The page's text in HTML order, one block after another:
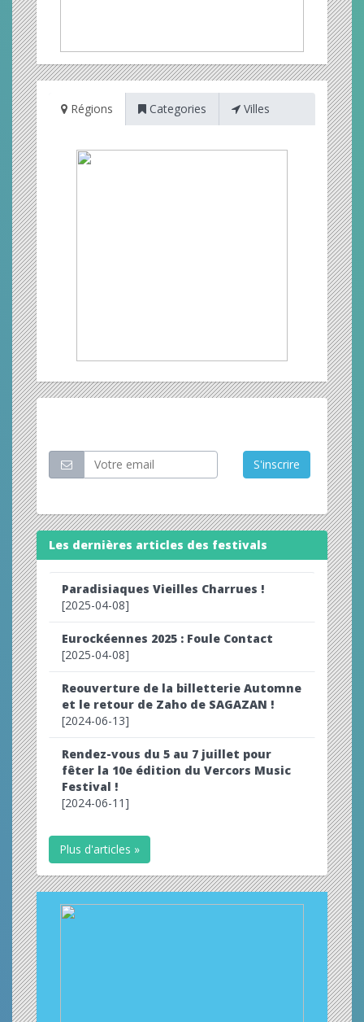
Régions Categories Villes
S'inscrire
Les dernières articles des festivals
Paradisiaques Vieilles Charrues !
[2025-04-08]
Eurockéennes 2025 : Foule Contact
[2025-04-08]
Reouverture de la billetterie Automne
et le retour de Zaho de SAGAZAN !
[2024-06-13]
Rendez-vous du 5 au 7 juillet pour
fêter la 10e édition du Vercors Music
Festival !
[2024-06-11]
Plus d'articles »